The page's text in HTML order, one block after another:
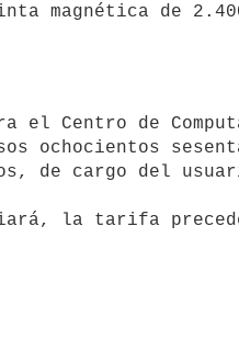
magnética de
ochocientos
de cargo del